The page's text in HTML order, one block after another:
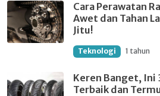
Cara Perawatan
Awet dan Tahan
Jitu!
Teknologi 1 tahun
Keren Banget, Ini
Terbaik dan